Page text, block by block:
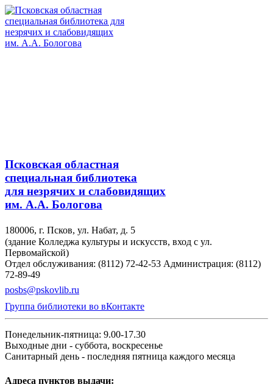
Псковская областная
специальная библиотека
для незрячих и слабовидящих
им. А.А. Бологова
180006, г. Псков, ул. Набат, д. 5
(здание Колледжа культуры и искусств, вход с ул.
Первомайской)
Отдел обслуживания: (8112) 72-42-53 Администрация: (8112)
72-89-49
posbs@pskovlib.ru
Группа библиотеки во вКонтакте
Понедельник-пятница: 9.00-17.30
Выходные дни - суббота, воскресенье
Санитарный день - последняя пятница каждого месяца
Адреса пунктов выдачи: